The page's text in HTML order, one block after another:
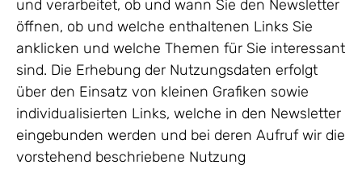
und verarbeitet, ob und wann Sie den Newsletter
öffnen, ob und welche enthaltenen Links Sie
anklicken und welche Themen für Sie interessant
sind. Die Erhebung der Nutzungsdaten erfolgt
über den Einsatz von kleinen Grafiken sowie
individualisierten Links, welche in den Newsletter
eingebunden werden und bei deren Aufruf wir die
vorstehend beschriebene Nutzung